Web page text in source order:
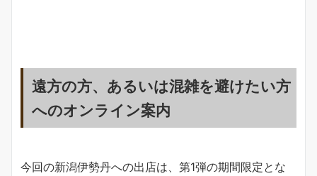
遠方の方、あるいは混雑を避けたい方
へのオンライン案内
今回の新潟伊勢丹への出店は、第1弾の期間限定とな